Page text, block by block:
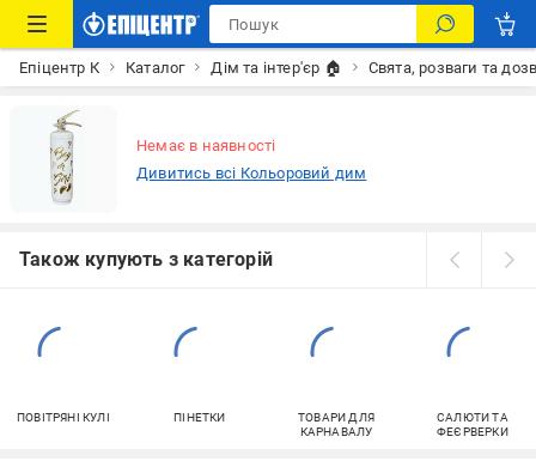
Епіцентр К Каталог Дім та інтер'єр 🏠 Свята, розваги та
Немає в наявності
Дивитись всі Кольоровий дим
Також купують з категорій
ПОВІТРЯНІ КУЛІ ПІНЕТКИ
ТОВАРИ ДЛЯ
КАРНАВАЛУ
САЛЮТИ ТА
ФЕЄРВЕРКИ